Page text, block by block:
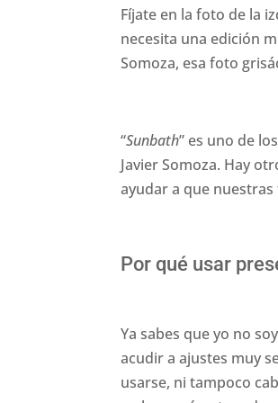
Fíjate en la foto de la
necesita una edición
Somoza, esa foto
“Sunbath” es uno de
Javier Somoza. Hay
ayudar a que
Por qué usar
Ya sabes que yo no
acudir a ajustes muy
usarse, ni tampoco